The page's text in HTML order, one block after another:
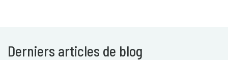
Derniers articles de blog